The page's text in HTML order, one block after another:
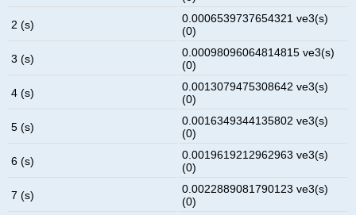
2 (s)
0.0006539737654321 ve3(s)
(0)
3 (s)
0.00098096064814815 ve3(s)
(0)
4 (s)
0.0013079475308642 ve3(s)
(0)
5 (s)
0.0016349344135802 ve3(s)
(0)
6 (s)
0.0019619212962963 ve3(s)
(0)
7 (s)
0.0022889081790123 ve3(s)
(0)